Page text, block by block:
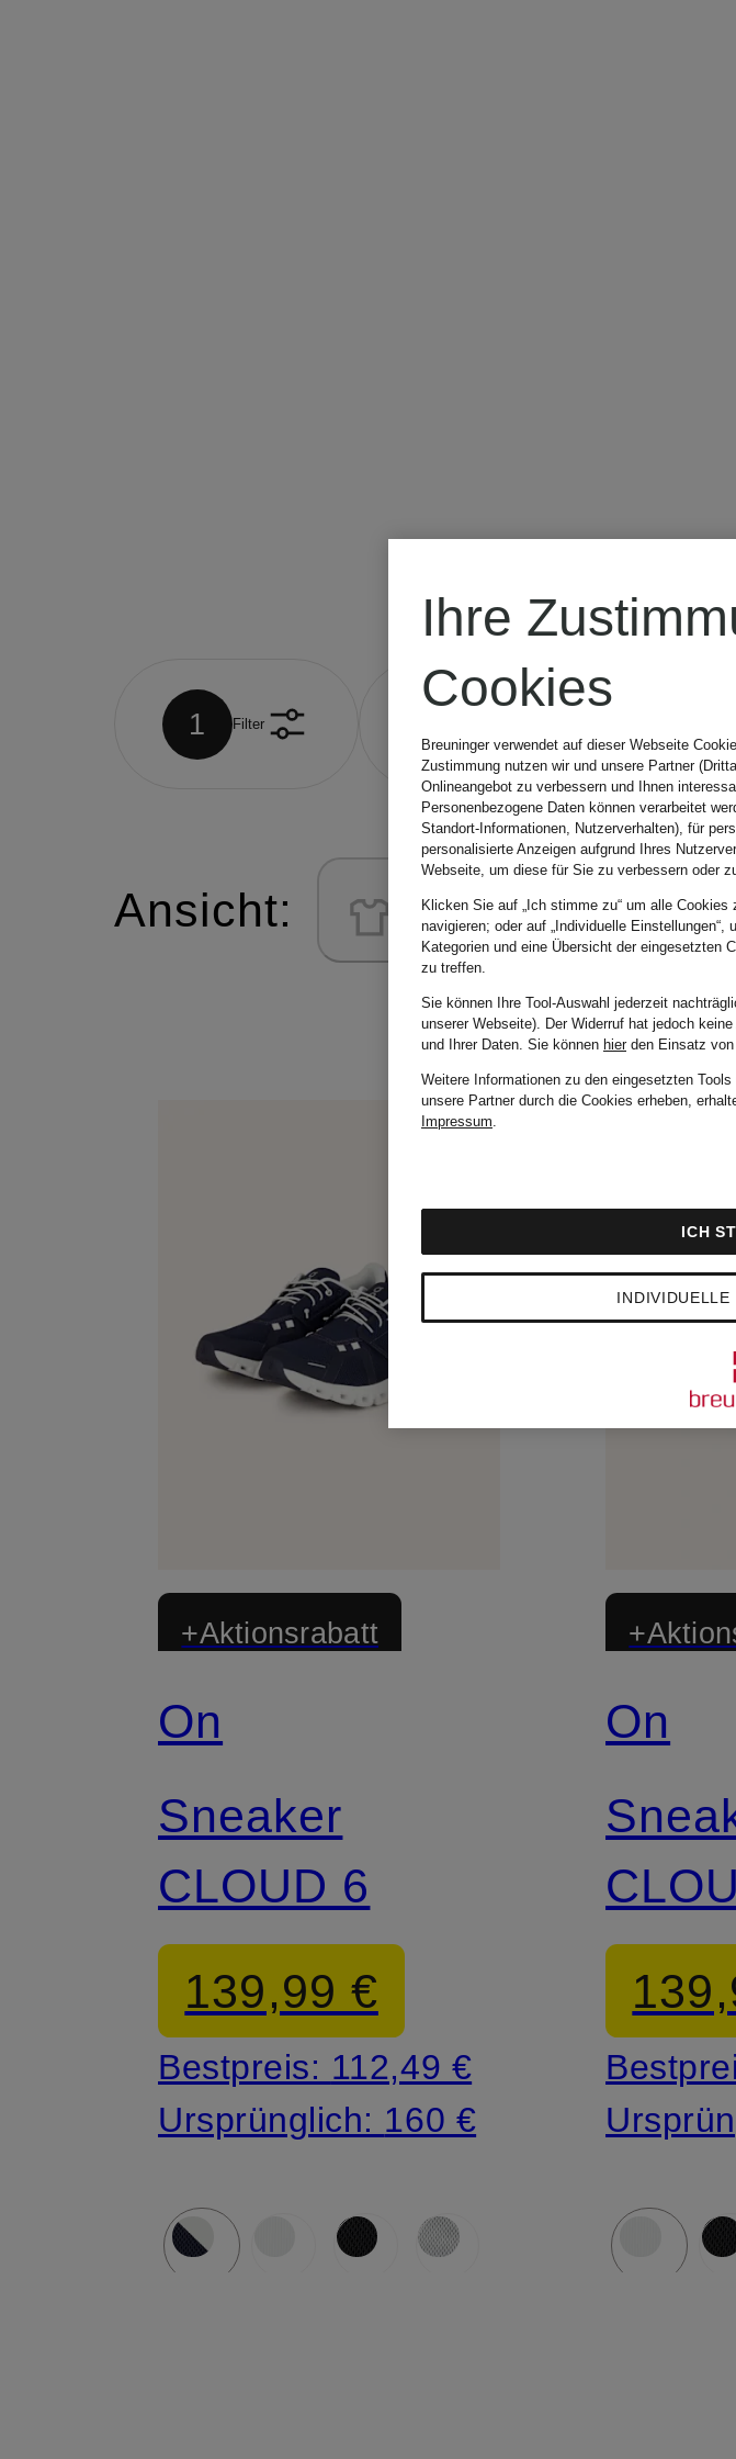
1 Filter
Ansicht:
+Aktionsrabatt
On
Sneaker
CLOUD 6
139,99 €
Bestpreis: 112,49 €
Ursprünglich: 160 €
On
Ihre
Cookies
Breuninger verwendet auf dieser Webseite
Zustimmung nutzen wir und unsere Partner
Onlineangebot zu verbessern und Ihnen
Personenbezogene Daten können verarbeitet
Standort-Informationen, Nutzerverhalten), für
personalisierte Anzeigen aufgrund Ihres
Webseite, um diese für Sie zu verbessern oder
Klicken Sie auf „Ich stimme zu“ um alle
navigieren; oder auf „Individuelle
Kategorien und eine Übersicht der eingesetzten
zu treffen.
Sie können Ihre Tool-Auswahl jederzeit
unserer Webseite). Der Widerruf hat jedoch
und Ihrer Daten. Sie können hierden Einsatz von
Weitere Informationen zu den eingesetzten
unsere Partner durch die Cookies erheben,
Impressum.
INDIVIDUELLE
ICH